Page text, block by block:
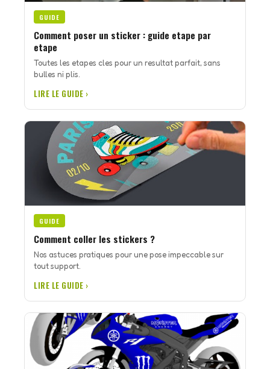
GUIDE
Comment poser un sticker : guide etape par
etape
Toutes les etapes cles pour un resultat parfait, sans
bulles ni plis.
LIRE LE GUIDE ›
GUIDE
Comment coller les stickers ?
Nos astuces pratiques pour une pose impeccable sur
tout support.
LIRE LE GUIDE ›